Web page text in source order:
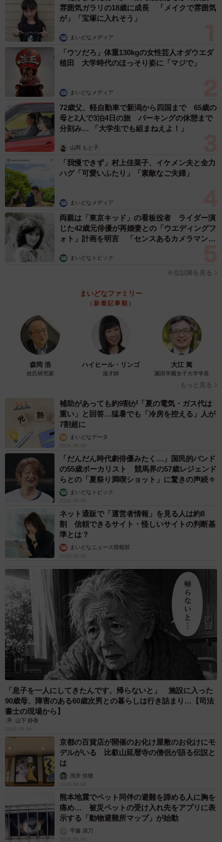
雰囲気ガラリの18歳に成長 「メイクで雰囲気
が」「宝塚に入れそう」
まいどなメディア
「ウソだろ」体重130kgの女性芸人オダウエダ
植田 大学時代のほっそり姿に「マジで」
まいどなメディア
72歳父、軽自動車で新潟から四国まで 65歳の
母と2人で3泊4日の旅 パーキングの休憩まで
分刻み… 「大学生でも組まねえよ！」
山岡 もと子
「我慢できず」村上佳菜子、イケメン夫と全力
ハグ「可愛いふたり」「素敵なご夫婦」
まいどなメディア
両親は「東京キッド」の看板役者 ライダー演
じた42歳元俳優が再婚妻との「ウエディングフ
ォト」計画を明言 「センスあるカメラマン求
まいどなトピック
６位以降を見る
まいどなファミリー
（新着記事順）
森岡 浩
姓氏研究家
ハイヒール・リンゴ
漫才師
大江 篤
園田学園女子大学学長
もっと見る
補助があっても約9割が「夏の電気・ガス代は
重い」と回答…猛暑でも「冷房を控える」人が
7割超に
まいどなデータ
2026.08.08
「だんだん時代劇俳優みたく…」国民的バンド
の55歳ボーカリスト 競馬界の57歳レジェンド
らとの「夏祭り満喫ショット」に驚きの声続々
まいどなトピック
2026.08.08
ネット通販で「運営者情報」を見る人は約8
割 信頼できるサイト・怪しいサイトの判断基
準とは？
まいどなニュース情報部
2026.08.08
「息子を一人にしてきたんです、帰らないと」 施設に入った
90歳母、障害のある60歳次男との暮らしは行き詰まり…【司法
書士の現場から】
山下 静香
2026.08.08
京都の百貨店が開催のお化け屋敷のお化けにモ
デルがいる 比叡山延暦寺の僧侶が語る伝説と
は
浅井 佳穂
2026.08.08
熊本地震でペット同伴の避難を諦める人に胸を
痛め… 被災ペットの受け入れ先をアプリに表
示する「動物避難所マップ」が始動
平藤 清刀
2026.08.08